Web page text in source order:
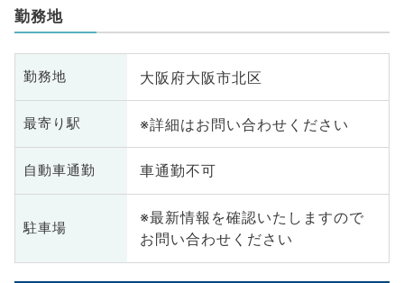
勤務地
勤務地 大阪府大阪市北区
最寄り駅 ※詳細はお問い合わせください
自動車通勤 車通勤不可
駐車場
※最新情報を確認いたしますので
お問い合わせください